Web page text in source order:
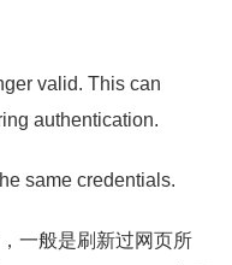
valid. This can
authentication.
same credentials.
一般是刷新过网页所